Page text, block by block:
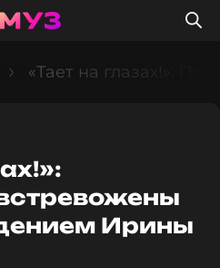
«Тает на глазах!»:
Ирины